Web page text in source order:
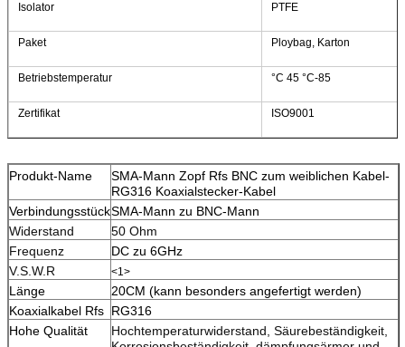
Isolator PTFE
Paket Ploybag, Karton
Betriebstemperatur °C 45 °C-85
Zertifikat ISO9001
Produkt-Name
SMA-Mann Zopf Rfs BNC zum weiblichen Kabel-
RG316 Koaxialstecker-Kabel
VerbindungsstückSMA-Mann zu BNC-Mann
Widerstand
50 Ohm
Frequenz
DC zu 6GHz
V.S.W.R
<1>
Länge
20CM (kann besonders angefertigt werden)
Koaxialkabel Rfs RG316
Hohe Qualität
Hochtemperaturwiderstand, Säurebeständigkeit,